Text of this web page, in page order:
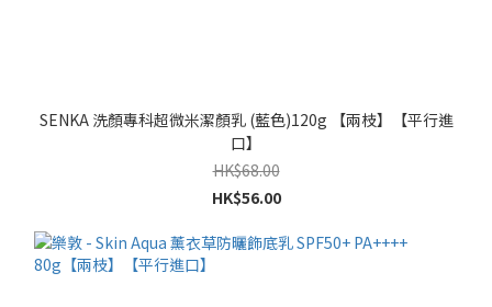
SENKA 洗顏專科超微米潔顏乳 (藍色)120g 【兩枝】【平行進
口】
HK$68.00
HK$56.00